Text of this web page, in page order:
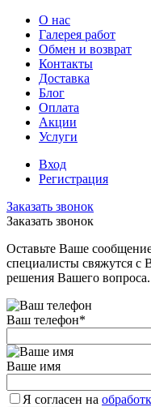
О нас
Галерея работ
Обмен и возврат
Контакты
Доставка
Блог
Оплата
Акции
Услуги
Вход
Регистрация
Заказать звонок
Заказать звонок
Оставьте Ваше
специалисты свяжутся с
решения Вашего вопроса.
Ваш телефон*
Ваше имя
Я согласен на